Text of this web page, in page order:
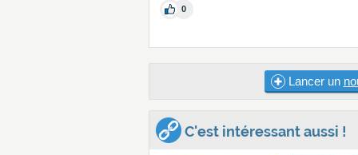
0
Lancer un
C'est intéressant aussi !